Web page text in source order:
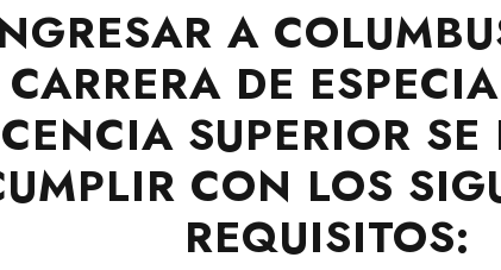
A
DE
SUPERIOR SE
CON LOS
REQUISITOS: